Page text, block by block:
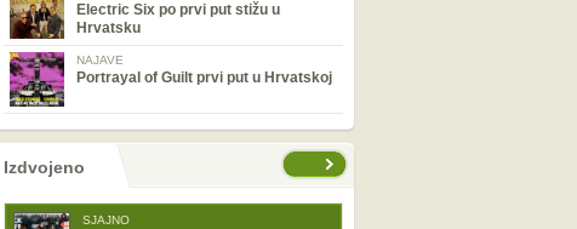
Electric Six po prvi put stižu u
Hrvatsku
NAJAVE
Portrayal of Guilt prvi put u Hrvatskoj
stranice
Izdvojeno
SJAJNO